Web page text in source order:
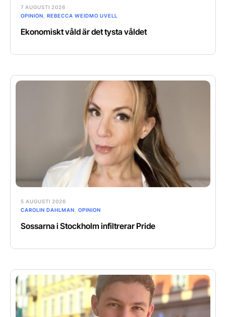
7 AUGUSTI 2026
OPINION
REBECCA WEIDMO UVELL
Ekonomiskt våld är det tysta våldet
5 AUGUSTI 2026
CAROLIN DAHLMAN
OPINION
Sossarna i Stockholm infiltrerar Pride